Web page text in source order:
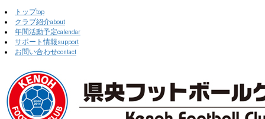
トップtop
クラブ紹介about
年間活動予定calendar
サポート情報support
お問い合わせcontact